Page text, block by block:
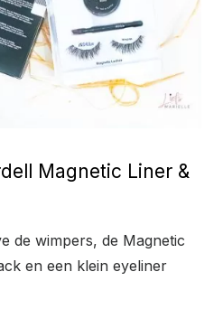
Magnetic Liner &
de wimpers, de Magnetic
en een klein eyeliner